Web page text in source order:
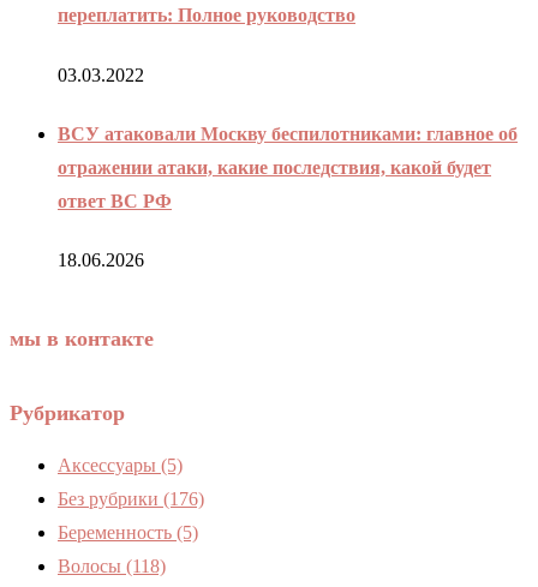
переплатить: Полное руководство
03.03.2022
ВСУ атаковали Москву беспилотниками: главное об
отражении атаки, какие последствия, какой будет
ответ ВС РФ
18.06.2026
мы в контакте
Рубрикатор
Аксессуары (5)
Без рубрики (176)
Беременность (5)
Волосы (118)